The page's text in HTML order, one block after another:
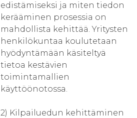
edistämiseksi ja miten tiedon
kerääminen prosessia on
mahdollista kehittää. Yritysten
henkilökuntaa koulutetaan
hyödyntämään käsiteltyä
tietoa kestävien
toimintamallien
käyttöönotossa.
2) Kilpailuedun kehittäminen